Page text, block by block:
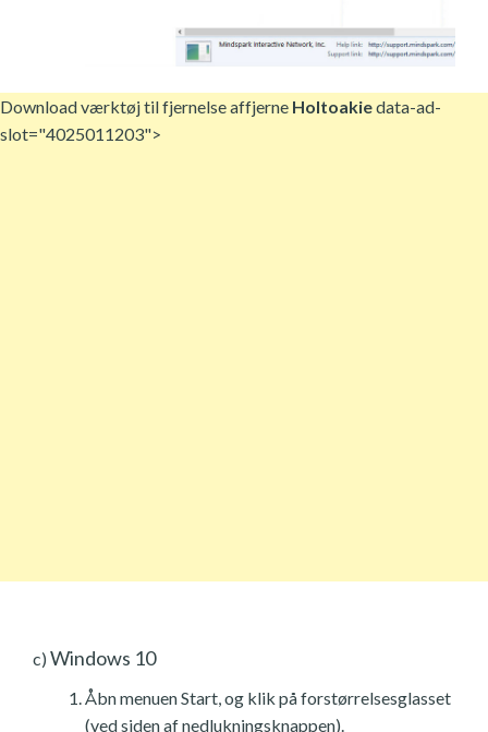
Download værktøj til fjernelse affjerne Holtoakiedata-ad-
slot="4025011203">
c) Windows 10
Åbn menuen Start, og klik på forstørrelsesglasset
(ved siden af nedlukningsknappen).